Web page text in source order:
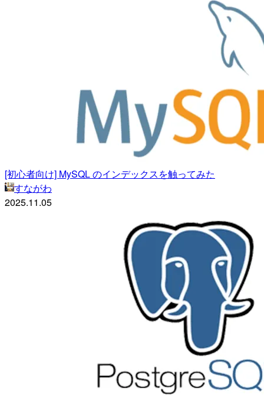
[初心者向け] MySQL のインデックスを触ってみた
すながわ
2025.11.05